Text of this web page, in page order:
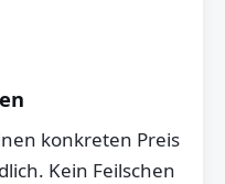
konkreten Preis
Kein Feilschen